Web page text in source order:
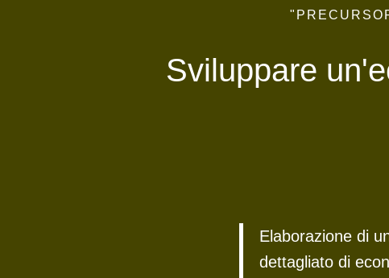
Sviluppare
Elaborazione di
dettagliato di